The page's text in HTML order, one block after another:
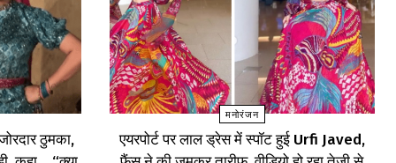
ठुमका,
मनोरंजन
एयरपोर्ट पर लाल ड्रेस में स्पॉट हुई Urfi Javed,